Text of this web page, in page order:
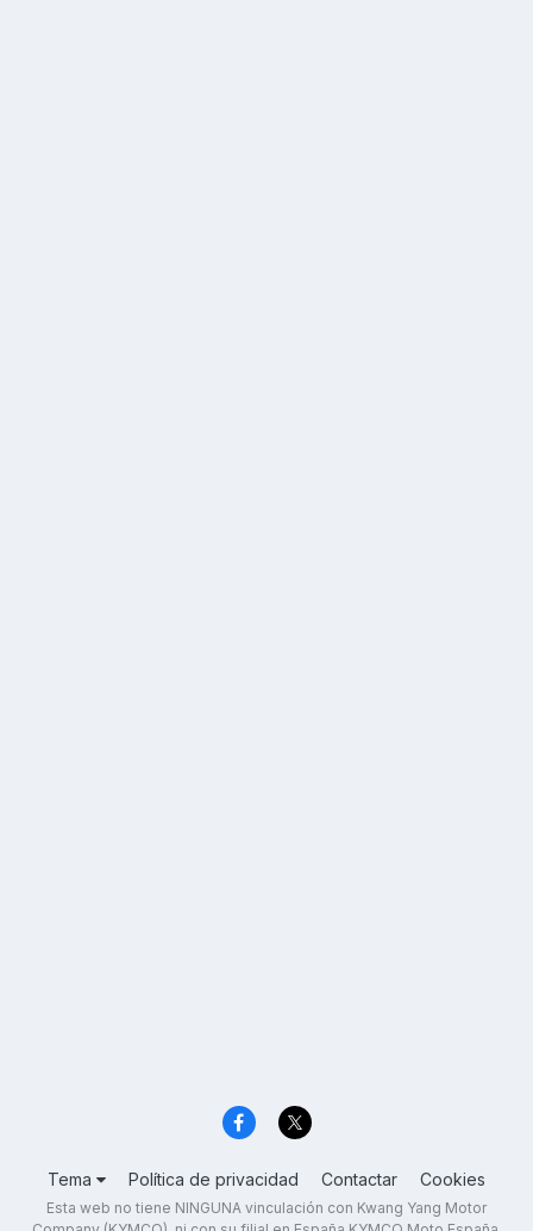
Tema Política de privacidad Contactar Cookies
Esta web no tiene NINGUNA vinculación con Kwang Yang Motor